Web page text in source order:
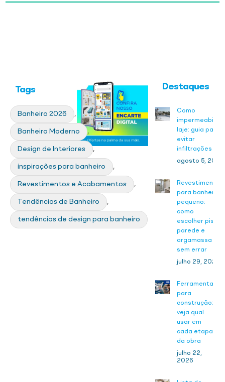
Destaques
Como
laje: guia para
evitar
infiltrações
agosto 5, 2026
Revestimento
para banheiro
pequeno:
como
escolher piso,
parede e
argamassa
sem errar
julho 29, 2026
Ferramentas
para
construção:
veja qual
usar em
cada etapa
da obra
julho 22,
2026
Tags
Banheiro 2026 ,
Banheiro Moderno ,
Design de Interiores ,
inspirações para banheiro ,
Revestimentos e Acabamentos ,
Tendências de Banheiro ,
tendências de design para banheiro